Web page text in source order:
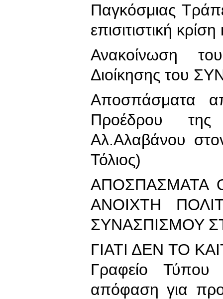
Παγκόσμιας
επισιτιστική
Ανακοίνωση
Διοίκησης του
Αποσπάσματα
Προέδρου
Αλ.Αλαβάνου
Τόλιος)
ΑΠΟΣΠΑΣΜΑΤΑ
ΑΝΟΙΧΤΗ
ΣΥΝΑΣΠΙΣΜΟΥ
ΓΙΑΤΙ ΔΕΝ ΤΟ
Γραφείο
απόφαση για